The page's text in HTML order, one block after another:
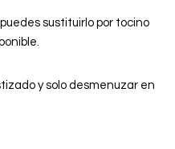
sustituirlo por tocino
y solo desmenuzar en